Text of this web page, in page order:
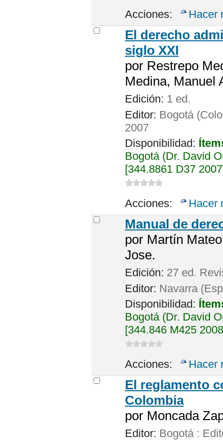
Acciones: Hacer
El derecho
siglo XXI
por Restrepo
Medina, Manuel
Edición: 1 ed.
Editor: Bogotá
2007
Disponibilidad:
Bogotá (Dr. David
[344.8861 D37
Acciones: Hacer
Manual de
por Martín
Jose.
Edición: 27 ed.
Editor: Navarra
Disponibilidad:
Bogotá (Dr. David
[344.846 M425
Acciones: Hacer
El reglamento
Colombia
por Moncada
Editor: Bogotá :